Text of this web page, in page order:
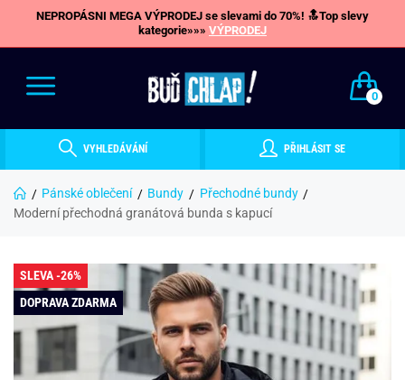
NEPROPÁSNI MEGA VÝPRODEJ se slevami do 70%! 🔝Top slevy
kategorie»»» VÝPRODEJ
0
VYHLEDÁVÁNÍ PŘIHLÁSIT SE
Pánské oblečení Bundy
Přechodné bundy
Moderní přechodná granátová bunda s kapucí
SLEVA -26%
DOPRAVA ZDARMA